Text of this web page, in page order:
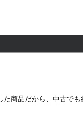
商品だから、中古で